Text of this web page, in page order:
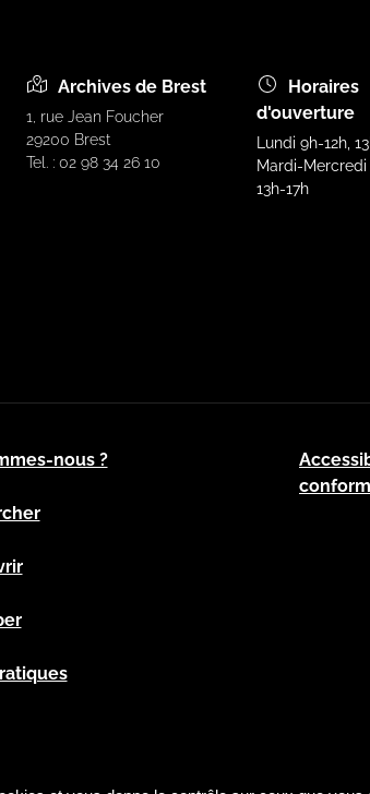
Archives de Brest
1, rue Jean Foucher
29200 Brest
Tel. : 02 98 34 26 10
Horaires
d'ouverture
Lundi 9h-12h,
Mardi-Mercredi
13h-17h
nous ?